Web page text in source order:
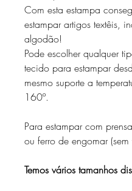
Com esta estampa
estampar artigos textêis,
algodão!
Pode escolher qualquer
tecido para estampar
mesmo suporte a
160º.
Para estampar com
ou ferro de engomar (sem
Temos vários tamanhos